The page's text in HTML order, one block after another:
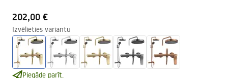
202,00 €
Izvēlieties variantu
Piegāde parīt.